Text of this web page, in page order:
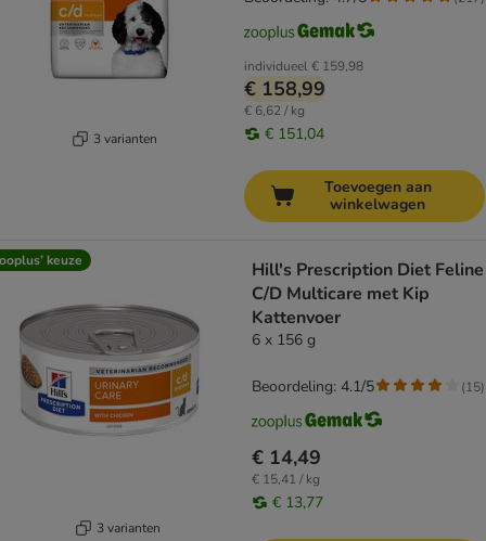
3 varianten
individueel€ 159,98
€ 158,99
€ 6,62 / kg
€ 151,04
Toevoegen aan
winkelwagen
keuze
3 varianten
Hill's Prescription Diet Feline
C/D Multicare met Kip
Kattenvoer
6 x 156 g
€ 14,49
€ 15,41 / kg
€ 13,77
Beoordeling: 4.1/5 (15)